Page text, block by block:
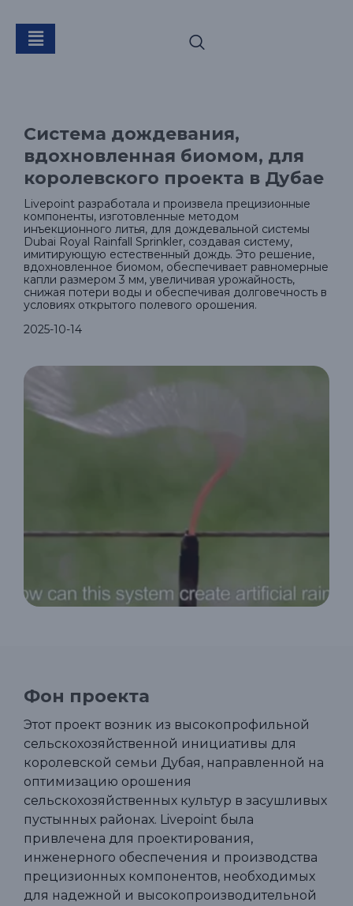
Система
вдохновленная
биомом, для
королевского
проекта в Дубае
Система дождевания,
вдохновленная биомом, для
королевского проекта в Дубае
Livepoint разработала и произвела прецизионные
компоненты, изготовленные методом
инъекционного литья, для дождевальной системы
Dubai Royal Rainfall Sprinkler, создавая систему,
имитирующую естественный дождь. Это решение,
вдохновленное биомом, обеспечивает равномерные
капли размером 3 мм, увеличивая урожайность,
снижая потери воды и обеспечивая долговечность в
условиях открытого полевого орошения.
2025-10-14
Фон проекта
Этот проект возник из высокопрофильной
сельскохозяйственной инициативы для
королевской семьи Дубая, направленной на
оптимизацию орошения
сельскохозяйственных культур в засушливых
пустынных районах. Livepoint была
привлечена для проектирования,
инженерного обеспечения и производства
прецизионных компонентов, необходимых
для надежной и высокопроизводительной